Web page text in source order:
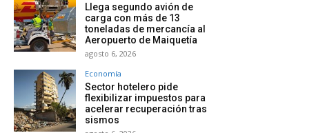
Llega segundo avión de
carga con más de 13
toneladas de mercancía al
Aeropuerto de Maiquetía
agosto 6, 2026
Economía
Sector hotelero pide
flexibilizar impuestos para
acelerar recuperación tras
sismos